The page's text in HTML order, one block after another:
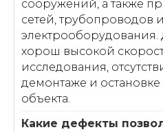
сооружений, а также
сетей, трубопроводов и
хорош высокой
исследования,
демонтаже и
объекта.